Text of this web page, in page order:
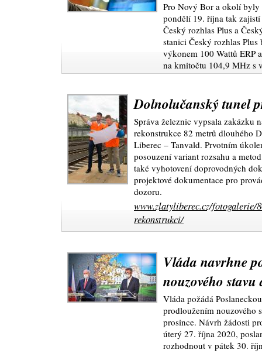
Pro Nový Bor a okolí byly
pondělí 19. října tak
Český rozhlas Plus a
stanici Český rozhlas
výkonem 100 Wattů ERP
na kmitočtu 104,9 MHz s
Dolnolučanský tunel
Správa železnic vypsala zakázku
rekonstrukce 82 metrů dlouhého
Liberec – Tanvald. Prvotním
posouzení variant rozsahu a
také vyhotovení doprovodných
projektové dokumentace pro
dozoru.
www.zlatyliberec.cz/
rekonstrukci/
Vláda navrhne
nouzového
Vláda požádá
prodloužením nouzového
prosince. Návrh žádosti
úterý 27. října 2020,
rozhodnout v pátek 30.